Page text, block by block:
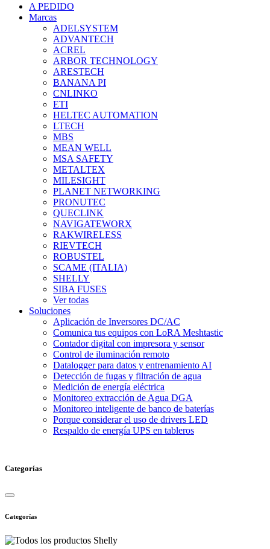
A PEDIDO
Marcas
ADELSYSTEM
ADVANTECH
ACREL
ARBOR TECHNOLOGY
ARESTECH
BANANA PI
CNLINKO
ETI
HELTEC AUTOMATION
LTECH
MBS
MEAN WELL
MSA SAFETY
METALTEX
MILESIGHT
PLANET NETWORKING
PRONUTEC
QUECLINK
NAVIGATEWORX
RAKWIRELESS
RIEVTECH
ROBUSTEL
SCAME (ITALIA)
SHELLY
SIBA FUSES
Ver todas
Soluciones
Aplicación de Inversores DC/AC
Comunica tus equipos con LoRA Meshtastic
Contador digital con impresora y sensor
Control de iluminación remoto
Datalogger para datos y entrenamiento AI
Detección de fugas y filtración de agua
Medición de energía eléctrica
Monitoreo extracción de Agua DGA
Monitoreo inteligente de banco de baterías
Porque considerar el uso de drivers LED
Respaldo de energía UPS en tableros
Categorías
Categorías